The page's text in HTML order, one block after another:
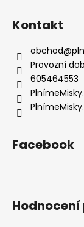
Kontakt
obchod@
Provozní
605464553
Facebook